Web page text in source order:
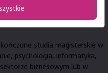
studia magisterskie w
psychologia, informatyka,
biznesowym lub w